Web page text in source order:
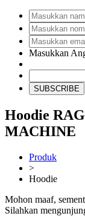
Masukkan
SUBSCRIBE
Hoodie
MACHINE
Produk
>
Hoodie
Mohon maaf,
Silahkan